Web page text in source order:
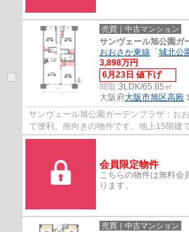
売買｜中古マンション
サンヴェール旭公園ガ
おおさか東線 「 城北公
3,898万円
6月23日 値下げ
間取:3LDK/65.85㎡
大阪府大阪市旭区高殿
サンヴェール旭公園ガーデンプラザ：お
て便利。南向きの物件です。地上15階建
りの広さのある3LDKの物件情報は当社ま
会員限定物件
こちらの物件は無料会
ります。
売買｜中古マンション